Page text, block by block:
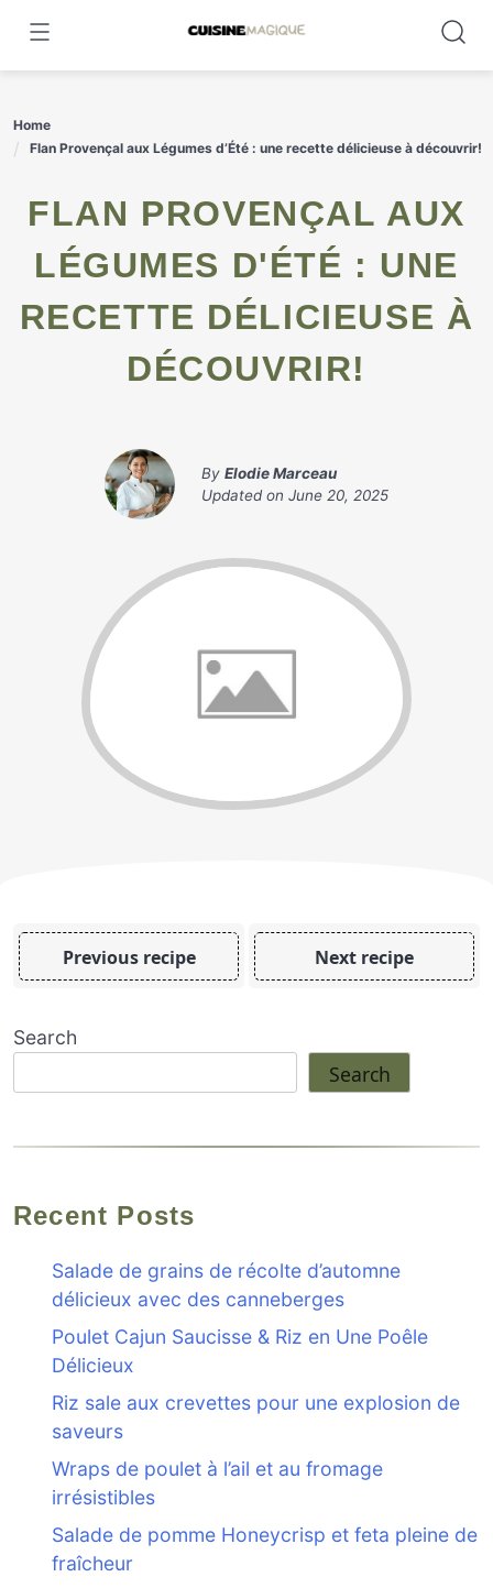
content
Home
Flan Provençal aux Légumes d’Été : une recette délicieuse à découvrir!
FLAN PROVENÇAL AUX
LÉGUMES D'ÉTÉ : UNE
RECETTE DÉLICIEUSE À
DÉCOUVRIR!
By Elodie Marceau
Updated on June 20, 2025
Previous recipe Next recipe
Search
Search
Recent Posts
Salade de grains de récolte d’automne
délicieux avec des canneberges
Poulet Cajun Saucisse & Riz en Une Poêle
Délicieux
Riz sale aux crevettes pour une explosion de
saveurs
Wraps de poulet à l’ail et au fromage
irrésistibles
Salade de pomme Honeycrisp et feta pleine de
fraîcheur